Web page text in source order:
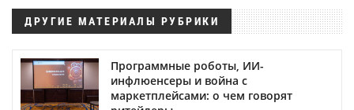
ДРУГИЕ МАТЕРИАЛЫ РУБРИКИ
Программные роботы, ИИ-
инфлюенсеры и война с
маркетплейсами: о чем говорят